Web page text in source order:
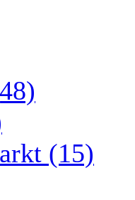
(15)